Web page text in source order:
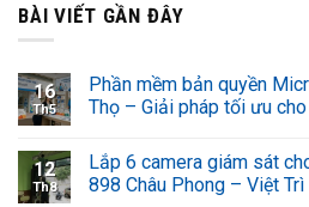
BÀI VIẾT GẦN ĐÂY
16
Th5
Phần mềm bản quyền
Thọ – Giải pháp tối ưu
12
Th8
Lắp 6 camera giám sát
898 Châu Phong – Việt Trì